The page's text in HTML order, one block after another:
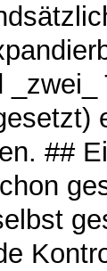
##